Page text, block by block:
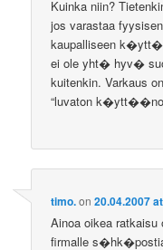
Kuinka niin?
jos varastaa
kaupalliseen
ei ole yht� hyv�
kuitenkin. Varkaus
“luvaton
timo.on20.04.2007
Ainoa oikea
firmalle